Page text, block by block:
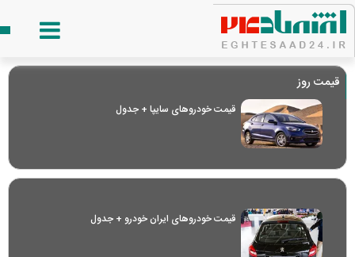
قیمت روز
قیمت خودرو‌های سایپا + جدول
قیمت خودرو‌های ایران خودرو + جدول